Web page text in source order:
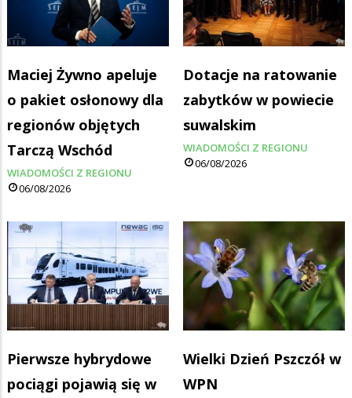
Maciej Żywno apeluje
o pakiet osłonowy dla
regionów objętych
Tarczą Wschód
WIADOMOŚCI Z REGIONU
06/08/2026
Dotacje na ratowanie
zabytków w powiecie
suwalskim
WIADOMOŚCI Z REGIONU
06/08/2026
Pierwsze hybrydowe
pociągi pojawią się w
Wielki Dzień Pszczół w
WPN